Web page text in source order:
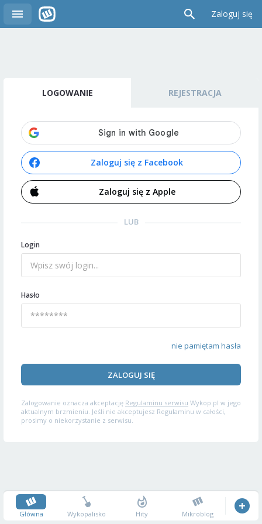
Zaloguj się
LOGOWANIE REJESTRACJA
Zaloguj się z Facebook
Zaloguj się z Apple
LUB
Login
Hasło
nie pamiętam hasła
ZALOGUJ SIĘ
Zalogowanie oznacza akceptację Regulaminu serwisu Wykop.pl w jego
aktualnym brzmieniu. Jeśli nie akceptujesz Regulaminu w całości,
prosimy o niekorzystanie z serwisu.
Główna Wykopalisko Hity Mikroblog